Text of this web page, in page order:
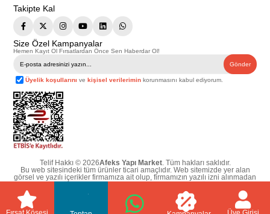
Takipte Kal
Size Özel Kampanyalar
Hemen Kayıt Ol Fırsatlardan Önce Sen Haberdar Ol!
Gönder
Üyelik koşullarını vekişisel verilerimin korunmasını kabul ediyorum.
Telif Hakkı © 2026Afeks Yapı Market. Tüm hakları saklıdır.
Bu web sitesindeki tüm ürünler ticari amaçlıdır. Web sitemizde yer alan
görsel ve yazılı içerikler firmamıza ait olup, firmamızın yazılı izni alınmadan
hiçbir yazılı/görsel içerik, logo, kopyalanamaz, kaynak gösterilemez ve
başka yerlerde kullanılamaz. İçeriklerin izin alınmadan kopyalanması ve
kullanılması 5846 sayılı Fikir ve Sanat Eserleri Yasasına göre suçtur.